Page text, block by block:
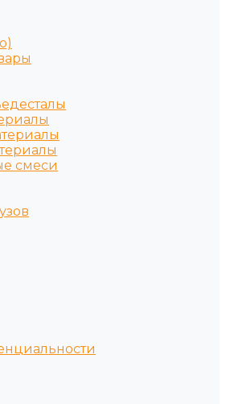
смеси